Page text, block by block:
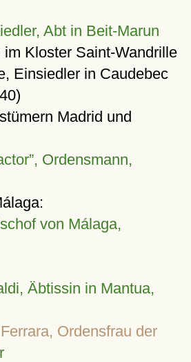
Abt in Beit-Marun
im Kloster Saint-Wandrille
Einsiedler in Caudebec
Madrid und
Ordensmann,
von Málaga,
Äbtissin in Mantua,
Ordensfrau der